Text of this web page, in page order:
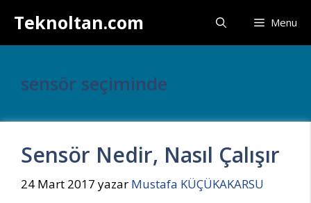
atlaTeknoltan.com Menu
sensör seçiminde
Sensör Nedir, Nasıl Çalışır
24 Mart 2017 yazar Mustafa KÜÇÜKAKARSU